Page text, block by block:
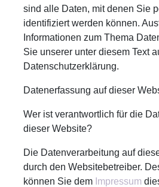
sind alle Daten, mit denen Sie
identifiziert werden können.
Informationen zum Thema
Sie unserer unter diesem Text
Datenschutzerklärung.
Datenerfassung auf dieser
Wer ist verantwortlich für die
dieser Website?
Die Datenverarbeitung auf
durch den Websitebetreiber.
können Sie dem Impressum